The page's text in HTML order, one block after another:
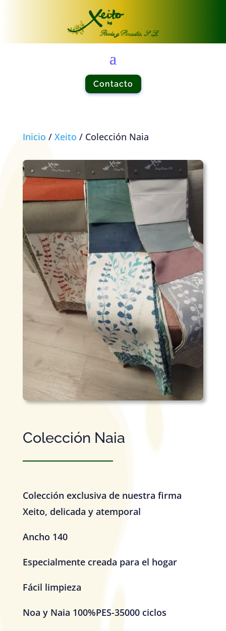
Contacto
Inicio / Xeito / Colección Naia
Colección Naia
Colección exclusiva de nuestra firma
Xeito, delicada y atemporal
Ancho 140
Especialmente creada para el hogar
Fácil limpieza
Noa y Naia 100%PES-35000 ciclos